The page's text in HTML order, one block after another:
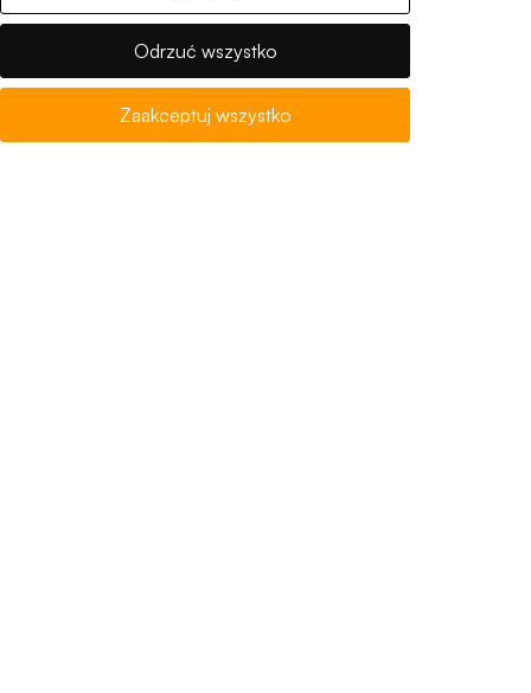
Punkt logowania eduroam
Odrzuć wszystko
Zaakceptuj wszystko